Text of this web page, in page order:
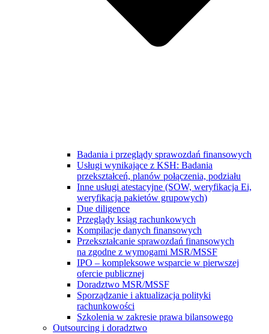
Badania i przeglądy sprawozdań finansowych
Usługi wynikające z KSH: Badania
przekształceń, planów połączenia, podziału
Inne usługi atestacyjne (SOW, weryfikacja Ei,
weryfikacja pakietów grupowych)
Due diligence
Przeglądy ksiąg rachunkowych
Kompilacje danych finansowych
Przekształcanie sprawozdań finansowych
na zgodne z wymogami MSR/MSSF
IPO – kompleksowe wsparcie w pierwszej
ofercie publicznej
Doradztwo MSR/MSSF
Sporządzanie i aktualizacja polityki
rachunkowości
Szkolenia w zakresie prawa bilansowego
Outsourcing i doradztwo